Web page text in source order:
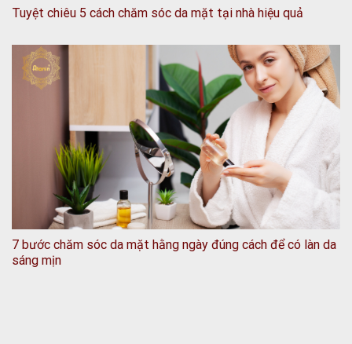
Tuyệt chiêu 5 cách chăm sóc da mặt tại nhà hiệu quả
7 bước chăm sóc da mặt hằng ngày đúng cách để có làn da
sáng mịn